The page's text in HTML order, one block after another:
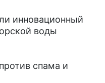
инновационный
воды
спама и